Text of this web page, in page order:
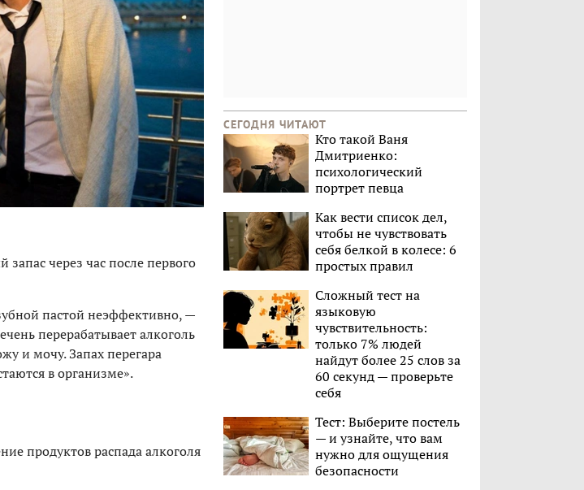
запас через час после первого
пастой неэффективно, —
перерабатывает алкоголь
и мочу. Запах перегара
в организме».
продуктов распада алкоголя
СЕГОДНЯ ЧИТАЮТ
Кто такой Ваня
Дмитриенко:
психологический
портрет певца
Как вести список дел,
чтобы не чувствовать
себя белкой в колесе: 6
простых правил
Сложный тест на
языковую
чувствительность:
только 7% людей
найдут более 25 слов за
60 секунд — проверьте
себя
Тест: Выберите постель
— и узнайте, что вам
нужно для ощущения
безопасности